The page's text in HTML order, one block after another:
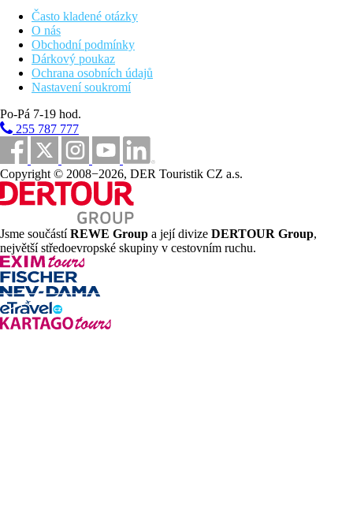
Často kladené otázky
O nás
Obchodní podmínky
Dárkový poukaz
Ochrana osobních údajů
Nastavení soukromí
Po-Pá 7-19 hod.
255 787 777
Copyright © 2008−2026, DER Touristik CZ a.s.
Jsme součástíREWE Group a její divize DERTOUR Group,
největší středoevropské skupiny v cestovním ruchu.